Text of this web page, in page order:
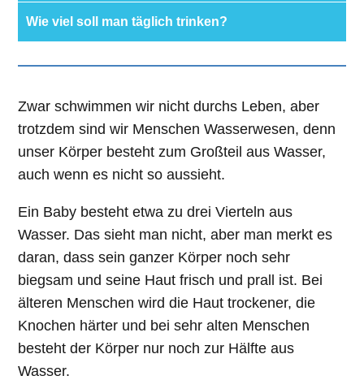
Wie viel soll man täglich trinken?
Zwar schwimmen wir nicht durchs Leben, aber
trotzdem sind wir Menschen Wasserwesen, denn
unser Körper besteht zum Großteil aus Wasser,
auch wenn es nicht so aussieht.
Ein Baby besteht etwa zu drei Vierteln aus
Wasser. Das sieht man nicht, aber man merkt es
daran, dass sein ganzer Körper noch sehr
biegsam und seine Haut frisch und prall ist. Bei
älteren Menschen wird die Haut trockener, die
Knochen härter und bei sehr alten Menschen
besteht der Körper nur noch zur Hälfte aus
Wasser.